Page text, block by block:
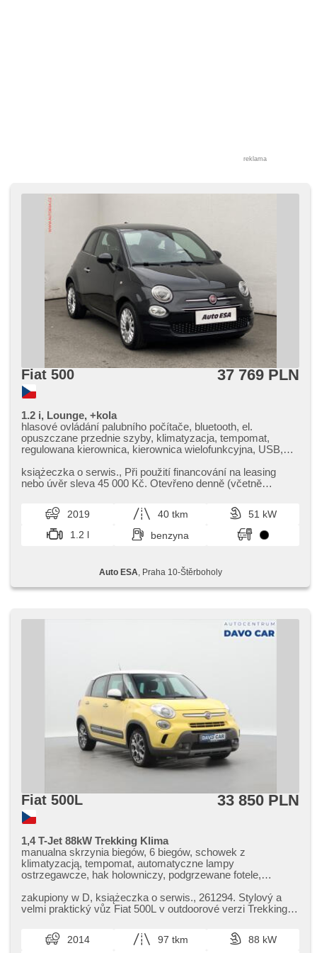
reklama
Fiat 500 37 769 PLN
1.2 i, Lounge, +kola
hlasové ovládání palubního počítače, bluetooth, el.
opuszczane przednie szyby, klimatyzacja, tempomat,
regulowana kierownica, kierownica wielofunkcyjna, USB,
układu kierowniczego, zamykanie centralne - zdalne,
stabilizacja podwozia (ESP), czujnik deszczu, ABS,
zadní, 6x poduszka powietrzna
książeczka o serwis.,​ Při použití financování na leasing
nebo úvěr sleva 45 000 Kč. Otevřeno denně (včetně
2019 40 tkm
51 kW
1.2 l
benzyna
Auto ESA , Praha 10-Štěrboholy
Fiat 500L 33 850 PLN
1,4 T-Jet 88kW Trekking Klima
manualna skrzynia biegów, 6 biegów, schowek z
klimatyzacją, tempomat, automatyczne lampy
ostrzegawcze, hak holowniczy, podgrzewane fotele,
tylna dzielona, digitální přístrojový štít, bluetooth,
odtwarzacz CD, USB, AUX, stabilizacja podwozia (ESP),
hamulcowy, 6x poduszka powietrzna, wyłączenie poduszki
pasażera, kierownica wielofunkcyjna, regulowana
zakupiony w D,​ książeczka o serwis.,​ 261294. Stylový a
velmi praktický vůz Fiat 500L v outdoorové verzi Trekking s
2014 97 tkm
88 kW